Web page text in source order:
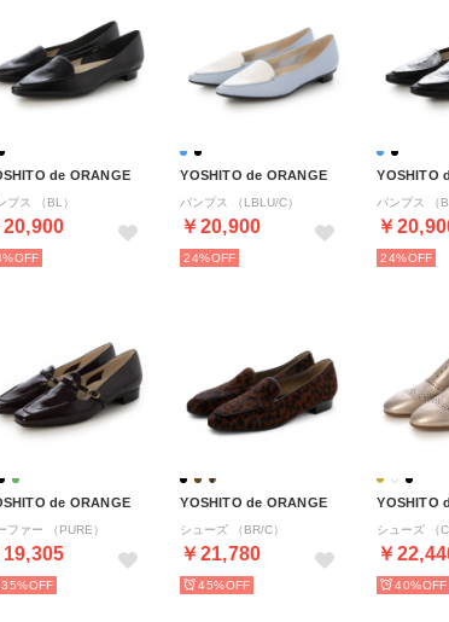
de ORANGE
プス （BL）
20,900
YOSHITO de ORANGE
パンプス （LBLU/C）
￥20,900
24%
YOSHITO
パンプス （
￥
24%
de ORANGE
ファー （PURE）
19,305
35%
YOSHITO de ORANGE
シューズ （BR/C）
￥21,780
45%
YOSHITO
シューズ （
￥
40%